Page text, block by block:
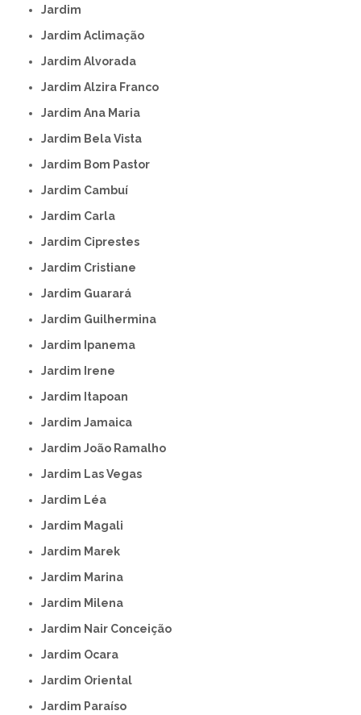
Jardim
Jardim Aclimação
Jardim Alvorada
Jardim Alzira Franco
Jardim Ana Maria
Jardim Bela Vista
Jardim Bom Pastor
Jardim Cambuí
Jardim Carla
Jardim Ciprestes
Jardim Cristiane
Jardim Guarará
Jardim Guilhermina
Jardim Ipanema
Jardim Irene
Jardim Itapoan
Jardim Jamaica
Jardim João Ramalho
Jardim Las Vegas
Jardim Léa
Jardim Magali
Jardim Marek
Jardim Marina
Jardim Milena
Jardim Nair Conceição
Jardim Ocara
Jardim Oriental
Jardim Paraíso